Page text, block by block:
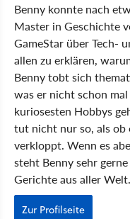
Benny konnte nach
Master in Geschichte
GameStar über Tech-
allen zu erklären,
Benny tobt sich
was er nicht schon
kuriosesten Hobbys
tut nicht nur so, als ob
verkloppt. Wenn es
steht Benny sehr
Gerichte aus aller Welt.
Zur Profilseite